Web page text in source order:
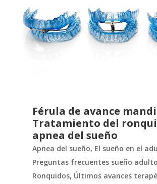
Férula de avance
Tratamiento del
apnea del sueño
Apnea del sueño, El sueño en el
Preguntas frecuentes sueño adulto
Ronquidos, Últimos avances